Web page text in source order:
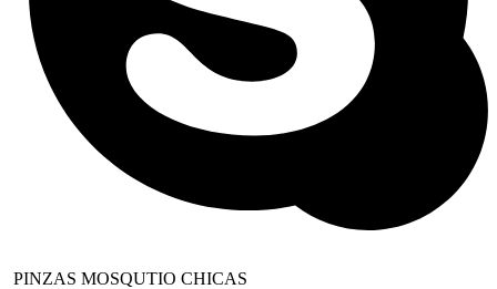
PINZAS MOSQUTIO CHICAS